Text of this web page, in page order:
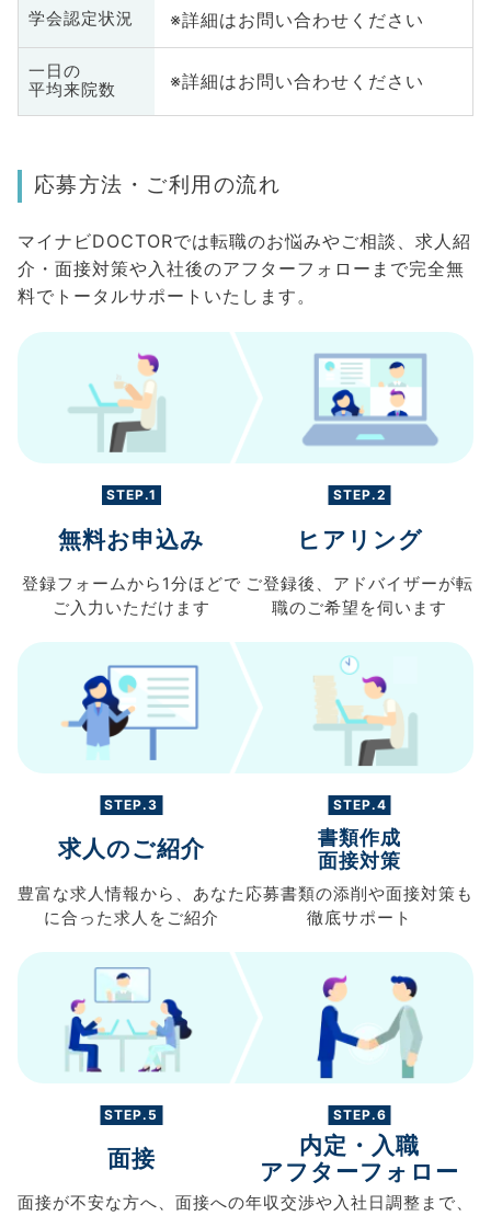
学会認定状況 ※詳細はお問い合わせください
一日の
平均来院数
※詳細はお問い合わせください
応募方法・ご利用の流れ
マイナビDOCTORでは転職のお悩みやご相談、求人紹
介・面接対策や入社後のアフターフォローまで完全無
料でトータルサポートいたします。
STEP.1
無料お申込み
登録フォームから 1分ほどで
ご入力 いただけます
STEP.2
ヒアリング
ご登録後、 アドバイザーが転
職のご希望を伺います
STEP.3
求人のご紹介
豊富な求人情報から、 あなた
に合った求人を ご紹介
STEP.4
書類作成
面接対策
応募書類の添削や面接対策も
徹底サポート
STEP.5
面接
面接が不安な方へ、 面接への
STEP.6
内定・入職
アフターフォロー
年収交渉や入社日調整まで、